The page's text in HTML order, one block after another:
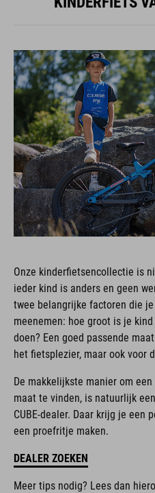
Onze kinderfietsencollectie is
ieder kind is anders en geen
twee belangrijke factoren die
meenemen: hoe groot is je
doen? Een goed passende
het fietsplezier, maar ook voor
De makkelijkste manier om
maat te vinden, is natuurlijk
CUBE-dealer. Daar krijg je een
een proefritje maken.
DEALER ZOEKEN
Meer tips nodig? Lees dan